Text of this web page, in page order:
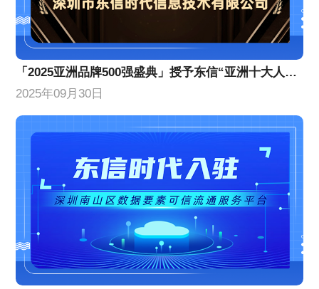
「2025亚洲品牌500强盛典」授予东信“亚洲十大人工智能创新企业”
2025年09月30日